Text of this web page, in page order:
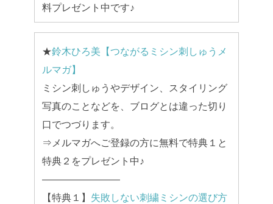
料プレゼント中です♪
★鈴木ひろ美【つながるミシン刺しゅうメ
ルマガ】
ミシン刺しゅうやデザイン、スタイリング
写真のことなどを、ブログとは違った切り
口でつづります。
⇒メルマガへご登録の方に無料で特典１と
特典２をプレゼント中♪
————————
【特典１】 失敗しない刺繍ミシンの選び方